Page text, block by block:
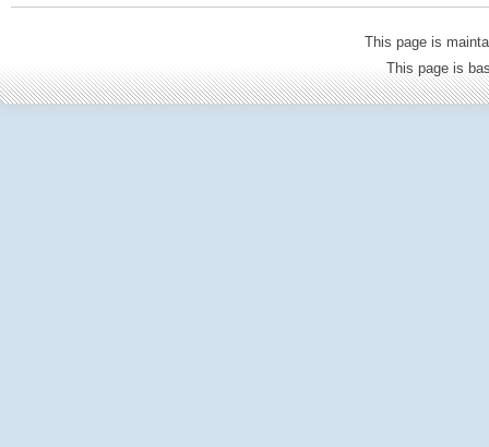
This page is
This page is